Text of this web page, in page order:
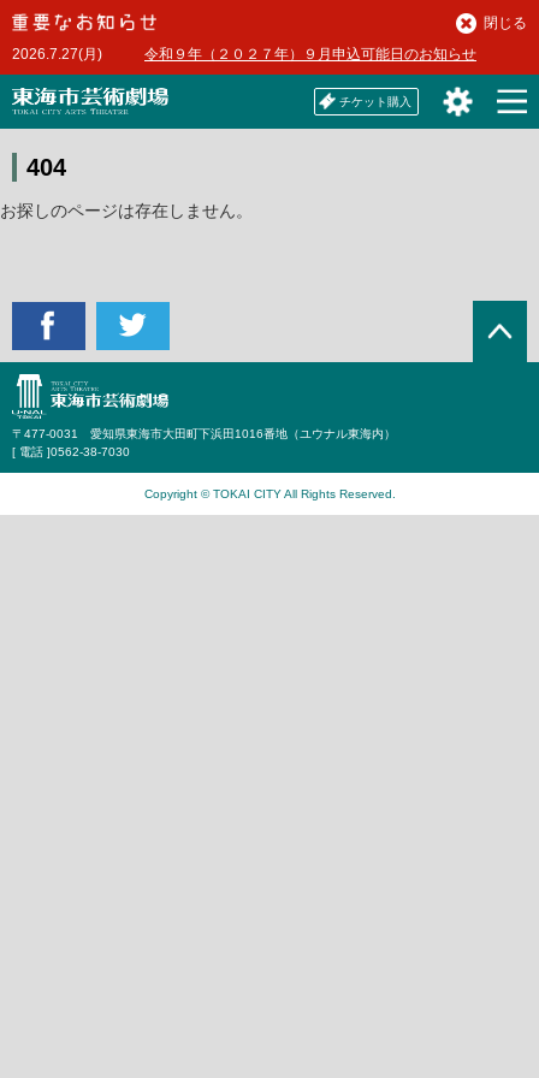
本
文
へ2026.7.27(月) 令和９年（２０２７年）９月申込可能日のお知らせ
閉じる
チケット購入
404
お探しのページは存在しません。
〒477-0031 愛知県東海市大田町下浜田1016番地（ユウナル東海内）
[ 電話 ]0562-38-7030
Copyright © TOKAI CITY All Rights Reserved.